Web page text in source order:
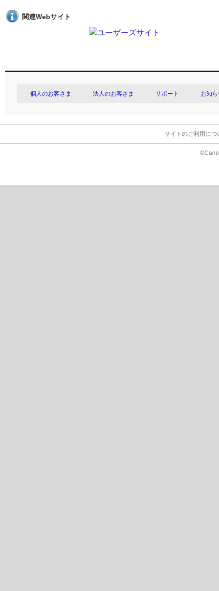
関連Webサイト
個人のお客さま 法人のお客さま サポート お知
サイトのご利用につ